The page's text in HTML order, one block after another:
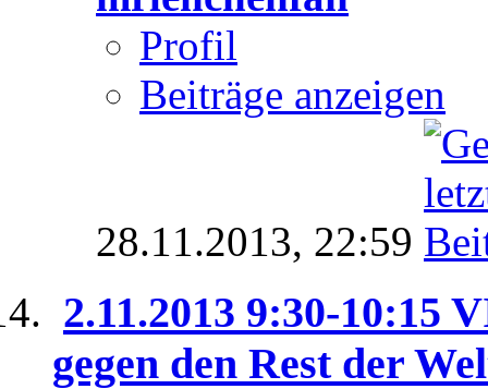
Profil
Beiträge anzeigen
28.11.2013, 22:59
2.11.2013 9:30-10:15
gegen den Rest der